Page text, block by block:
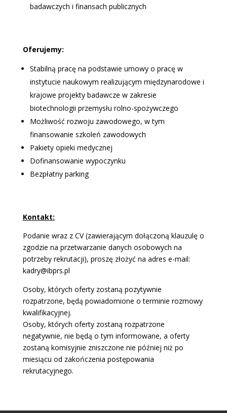
badawczych i finansach publicznych
Oferujemy:
Stabilną pracę na podstawie umowy o pracę w
instytucie naukowym realizującym międzynarodowe i
krajowe projekty badawcze w zakresie
biotechnologii przemysłu rolno-spożywczego
Możliwość rozwoju zawodowego, w tym
finansowanie szkoleń zawodowych
Pakiety opieki medycznej
Dofinansowanie wypoczynku
Bezpłatny parking
Kontakt:
Podanie wraz z CV (zawierającym dołączoną klauzulę o
zgodzie na przetwarzanie danych osobowych na
potrzeby rekrutacji), proszę złożyć na adres e-mail:
kadry@ibprs.pl
Osoby, których oferty zostaną pozytywnie
rozpatrzone, będą powiadomione o terminie rozmowy
kwalifikacyjnej.
Osoby, których oferty zostaną rozpatrzone
negatywnie, nie będą o tym informowane, a oferty
zostaną komisyjnie zniszczone nie później niż po
miesiącu od zakończenia postępowania
rekrutacyjnego.